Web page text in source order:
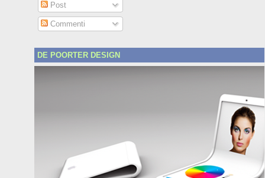
Post
Commenti
DE POORTER DESIGN